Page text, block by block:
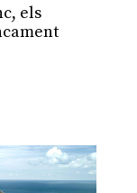
els